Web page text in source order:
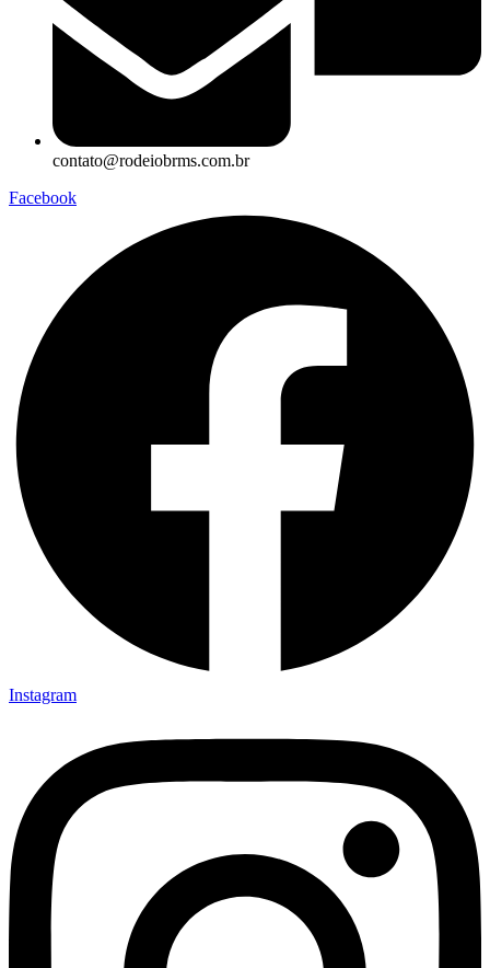
contato@rodeiobrms.com.br
Facebook
Instagram